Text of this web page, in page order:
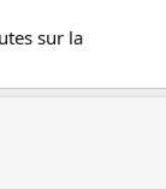
sur la